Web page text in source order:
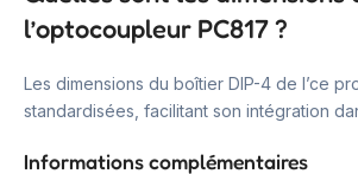
l’optocoupleur PC817 ?
Les dimensions du boîtier DIP-4 de l’ce
standardisées, facilitant son intégration
Informations complémentaires